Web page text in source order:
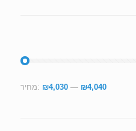
מחיר: ₪4,030— ₪4,040